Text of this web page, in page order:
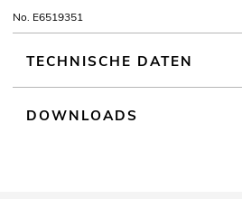
No. E6519351
TECHNISCHE DATEN
DOWNLOADS